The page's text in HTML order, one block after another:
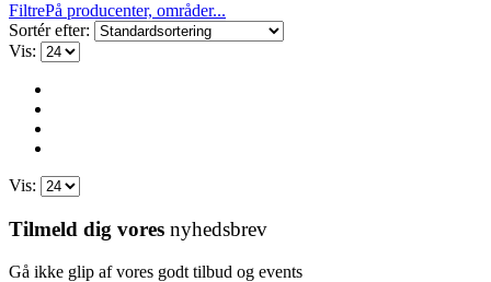
FiltrePå producenter, områder...
Sortér efter:
Vis:
Vis:
Tilmeld dig vores nyhedsbrev
Gå ikke glip af vores godt tilbud og events